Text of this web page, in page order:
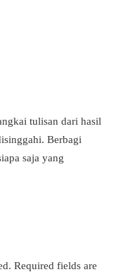
tulisan dari hasil
Berbagi
saja yang
Required fields are